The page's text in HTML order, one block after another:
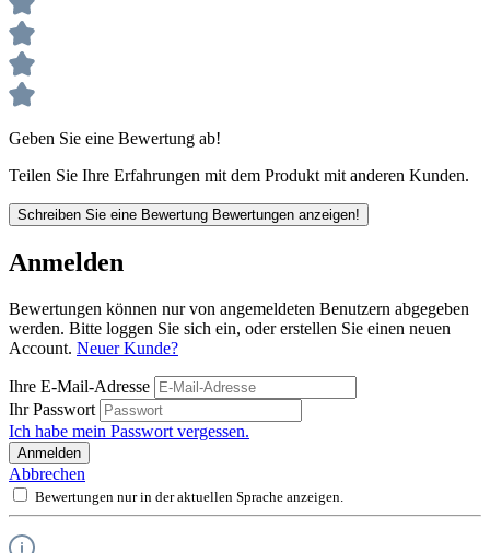
Geben Sie eine Bewertung ab!
Teilen Sie Ihre Erfahrungen mit dem Produkt mit anderen Kunden.
Schreiben Sie eine Bewertung Bewertungen anzeigen!
Anmelden
Bewertungen können nur von angemeldeten Benutzern abgegeben
werden. Bitte loggen Sie sich ein, oder erstellen Sie einen neuen
Account. Neuer Kunde?
Ihre E-Mail-Adresse
Ihr Passwort
Ich habe mein Passwort vergessen.
Anmelden
Abbrechen
Bewertungen nur in der aktuellen Sprache anzeigen.